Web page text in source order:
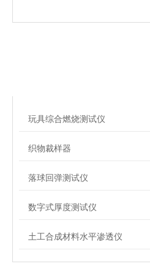
玩具综合燃烧测试仪
织物裁样器
落球回弹测试仪
数字式厚度测试仪
土工合成材料水平渗透仪